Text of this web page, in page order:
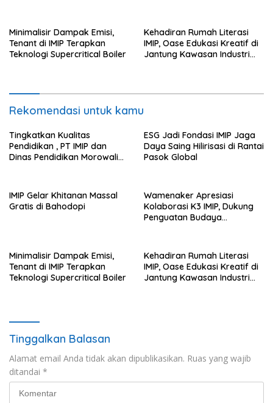
Minimalisir Dampak Emisi,
Tenant di IMIP Terapkan
Teknologi Supercritical Boiler
Kehadiran Rumah Literasi
IMIP, Oase Edukasi Kreatif di
Jantung Kawasan Industri
Rekomendasi untuk kamu
Tingkatkan Kualitas
Pendidikan , PT IMIP dan
Dinas Pendidikan Morowali
di Bahodopi
ESG Jadi Fondasi IMIP Jaga
Daya Saing Hilirisasi di Rantai
Pasok Global
IMIP Gelar Khitanan Massal
Gratis di Bahodopi
Wamenaker Apresiasi
Kolaborasi K3 IMIP, Dukung
Penguatan Budaya
Minimalisir Dampak Emisi,
Tenant di IMIP Terapkan
Teknologi Supercritical Boiler
Kehadiran Rumah Literasi
IMIP, Oase Edukasi Kreatif di
Jantung Kawasan Industri
Tinggalkan Balasan
Alamat email Anda tidak akan dipublikasikan. Ruas yang wajib
ditandai *